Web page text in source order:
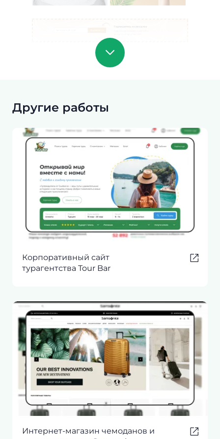
Другие работы
Корпоративный сайт
турагентства Tour Bar
Интернет-магазин чемоданов и